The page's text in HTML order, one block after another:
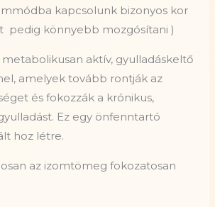
kapcsolunk bizonyos kor
pedig könnyebb mozgósítani )
metabolikusan aktív, gyulladáskeltő
amelyek tovább rontják az
és fokozzák a krónikus,
Ez egy önfenntartó
hoz létre.
az izomtömeg fokozatosan